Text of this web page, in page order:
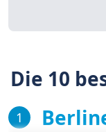
Die 10
1